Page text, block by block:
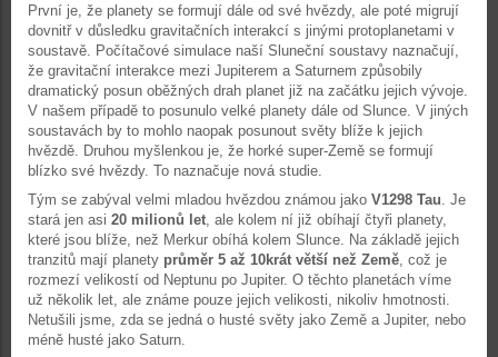
První je, že planety se formují dále od své hvězdy, ale poté migrují
dovnitř v důsledku gravitačních interakcí s jinými protoplanetami v
soustavě. Počítačové simulace naší Sluneční soustavy naznačují,
že gravitační interakce mezi Jupiterem a Saturnem způsobily
dramatický posun oběžných drah planet již na začátku jejich vývoje.
V našem případě to posunulo velké planety dále od Slunce. V jiných
soustavách by to mohlo naopak posunout světy blíže k jejich
hvězdě. Druhou myšlenkou je, že horké super-Země se formují
blízko své hvězdy. To naznačuje nová studie.
Tým se zabýval velmi mladou hvězdou známou jako V1298 Tau. Je
stará jen asi 20 milionů let, ale kolem ní již obíhají čtyři planety,
které jsou blíže, než Merkur obíhá kolem Slunce. Na základě jejich
tranzitů mají planety průměr 5 až 10krát větší než Země, což je
rozmezí velikostí od Neptunu po Jupiter. O těchto planetách víme
už několik let, ale známe pouze jejich velikosti, nikoliv hmotnosti.
Netušili jsme, zda se jedná o husté světy jako Země a Jupiter, nebo
méně husté jako Saturn.